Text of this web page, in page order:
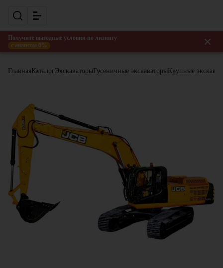
Получите выгодные условия по лизингу
с авансом 0%
Главная КаталогЭкскаваторы Гусеничные экскаваторы Крупные